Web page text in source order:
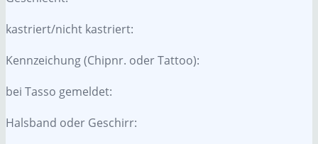
kastriert/nicht kastriert:
Kennzeichung (Chipnr. oder Tattoo):
bei Tasso gemeldet:
Halsband oder Geschirr: